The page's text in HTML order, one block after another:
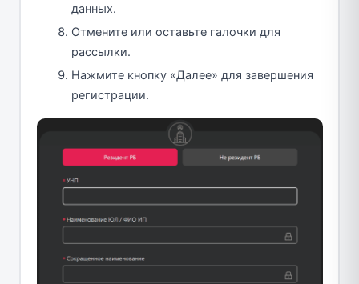
данных.
Отмените или оставьте галочки для
рассылки.
Нажмите кнопку «Далее» для завершения
регистрации.